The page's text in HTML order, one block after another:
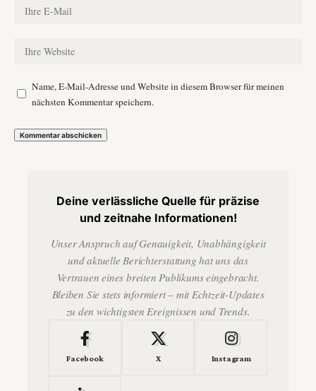
Name, E-Mail-Adresse und Website in diesem Browser für meinen
nächsten Kommentar speichern.
Deine verlässliche Quelle für präzise
und zeitnahe Informationen!
Unser Anspruch auf Genauigkeit, Unabhängigkeit
und aktuelle Berichterstattung hat uns das
Vertrauen eines breiten Publikums eingebracht.
Bleiben Sie stets informiert – mit Echtzeit-Updates
zu den wichtigsten Ereignissen und Trends.
Facebook X Instagram